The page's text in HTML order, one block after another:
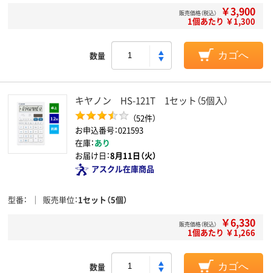
販売価格（税込） ￥3,900
1個あたり ￥1,300
数量 カゴへ
キヤノン HS-121T 1セット（5個入）
（52件）
お申込番号：021593
在庫：あり
お届け日：8月11日（火）
アスクル在庫商品
型番 販売単位 1セット（5個）
販売価格（税込） ￥6,330
1個あたり ￥1,266
数量 カゴへ